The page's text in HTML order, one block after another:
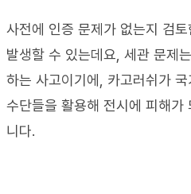
사전에 인증 문제가 없는지 검
발생할 수 있는데요 세관 문제
하는 사고이기에
카고러쉬가
수단들을 활용해 전시에 피해가
니다.